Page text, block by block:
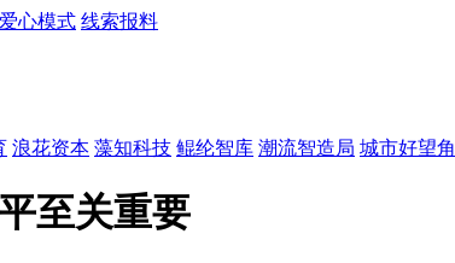
爱心模式 线索报料
浪花资本 藻知科技 鲲纶智库 潮流智造局 城市好望角
至关重要